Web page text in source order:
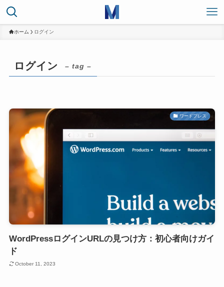
ホーム ログイン
ログイン – tag –
ワードプレス
WordPressログインURLの見つけ方：初心者向けガイ
ド
October 11, 2023